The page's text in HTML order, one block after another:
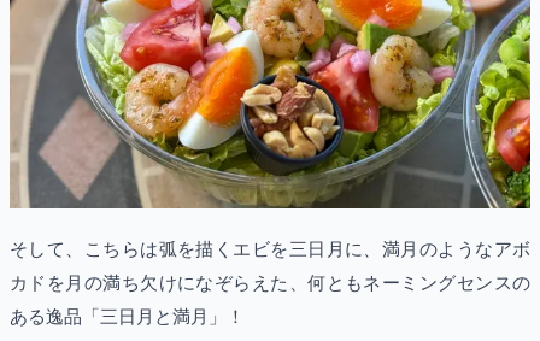
そして、こちらは弧を描くエビを三日月に、満月のようなアボ
カドを月の満ち欠けになぞらえた、何ともネーミングセンスの
ある逸品「三日月と満月」！